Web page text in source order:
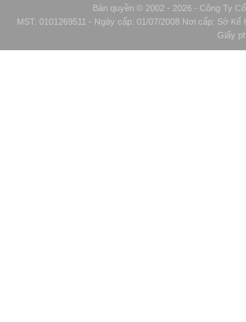
Bản quyền © 2002 - 2026 - Công Ty
MST: 0101269511 - Ngày cấp: 01/07/2008 Nơi cấp: Sở
Giấy